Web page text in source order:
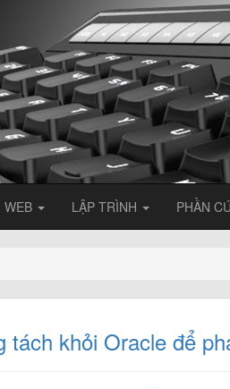
WEB LẬP TRÌNH PHẦN
khỏi Oracle để